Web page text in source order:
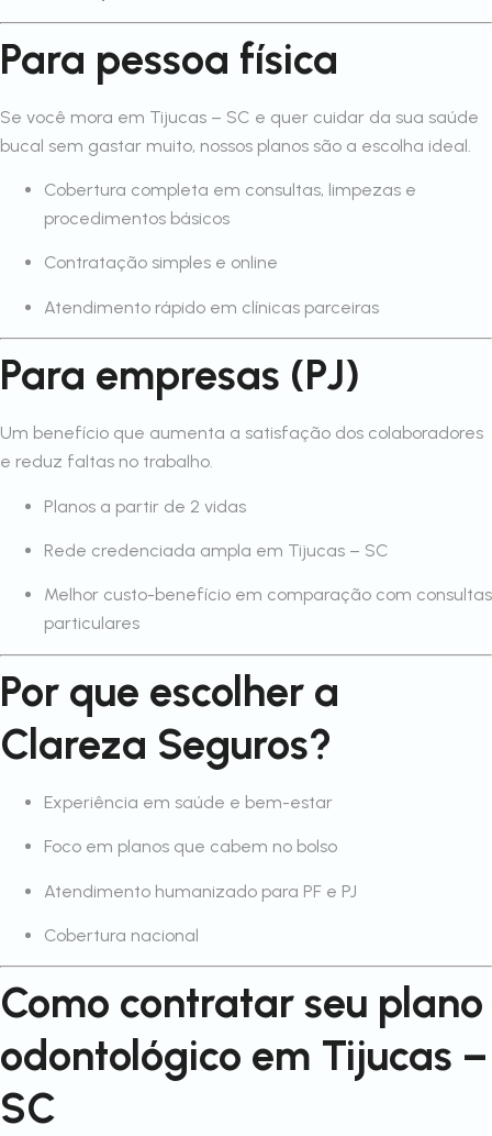
Para pessoa física
Se você mora em Tijucas – SC e quer cuidar da sua saúde
bucal sem gastar muito, nossos planos são a escolha ideal.
Cobertura completa em consultas, limpezas e
procedimentos básicos
Contratação simples e online
Atendimento rápido em clínicas parceiras
Para empresas (PJ)
Um benefício que aumenta a satisfação dos colaboradores
e reduz faltas no trabalho.
Planos a partir de 2 vidas
Rede credenciada ampla em Tijucas – SC
Melhor custo-benefício em comparação com consultas
particulares
Por que escolher a
Clareza Seguros?
Experiência em saúde e bem-estar
Foco em planos que cabem no bolso
Atendimento humanizado para PF e PJ
Cobertura nacional
Como contratar seu plano
odontológico em Tijucas –
SC